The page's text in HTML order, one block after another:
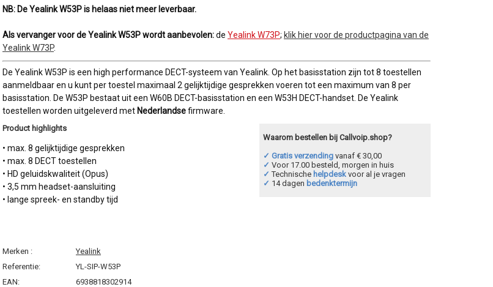
NB: De Yealink W53P is helaas niet meer leverbaar.
Als vervanger voor de Yealink W53P wordt aanbevolen:de Yealink W73P; klik hier voor de productpagina van de
Yealink W73P.
De Yealink W53P is een high performance DECT-systeem van Yealink. Op het basisstation zijn tot 8 toestellen
aanmeldbaar en u kunt per toestel maximaal 2 gelijktijdige gesprekken voeren tot een maximum van 8 per
basisstation. De W53P bestaat uit een W60B DECT-basisstation en een W53H DECT-handset. De Yealink
toestellen worden uitgeleverd metNederlandsefirmware.
Product highlights
• max. 8 gelijktijdige gesprekken
• max. 8 DECT toestellen
• HD geluidskwaliteit (Opus)
• 3,5 mm headset-aansluiting
• lange spreek- en standby tijd
Waarom bestellen bij Callvoip.shop?
✓ Gratis verzending vanaf € 30,00
✓ Voor 17.00 besteld, morgen in huis
✓ Technische helpdesk voor al je vragen
✓ 14 dagen bedenktermijn
Merken :
Yealink
Referentie:
YL-SIP-W53P
EAN:
6938818302914